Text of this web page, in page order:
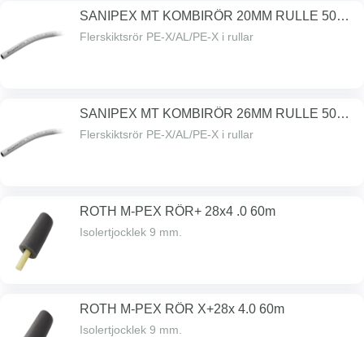
SANIPEX MT KOMBIRÖR 20MM RULLE 50M
PN10
Flerskiktsrör PE-X/AL/PE-X i rullar
SANIPEX MT KOMBIRÖR 26MM RULLE 50M
PN10
Flerskiktsrör PE-X/AL/PE-X i rullar
ROTH M-PEX RÖR+ 28x4 .0 60m
Isolertjocklek 9 mm.
ROTH M-PEX RÖR X+28x 4.0 60m
Isolertjocklek 9 mm.